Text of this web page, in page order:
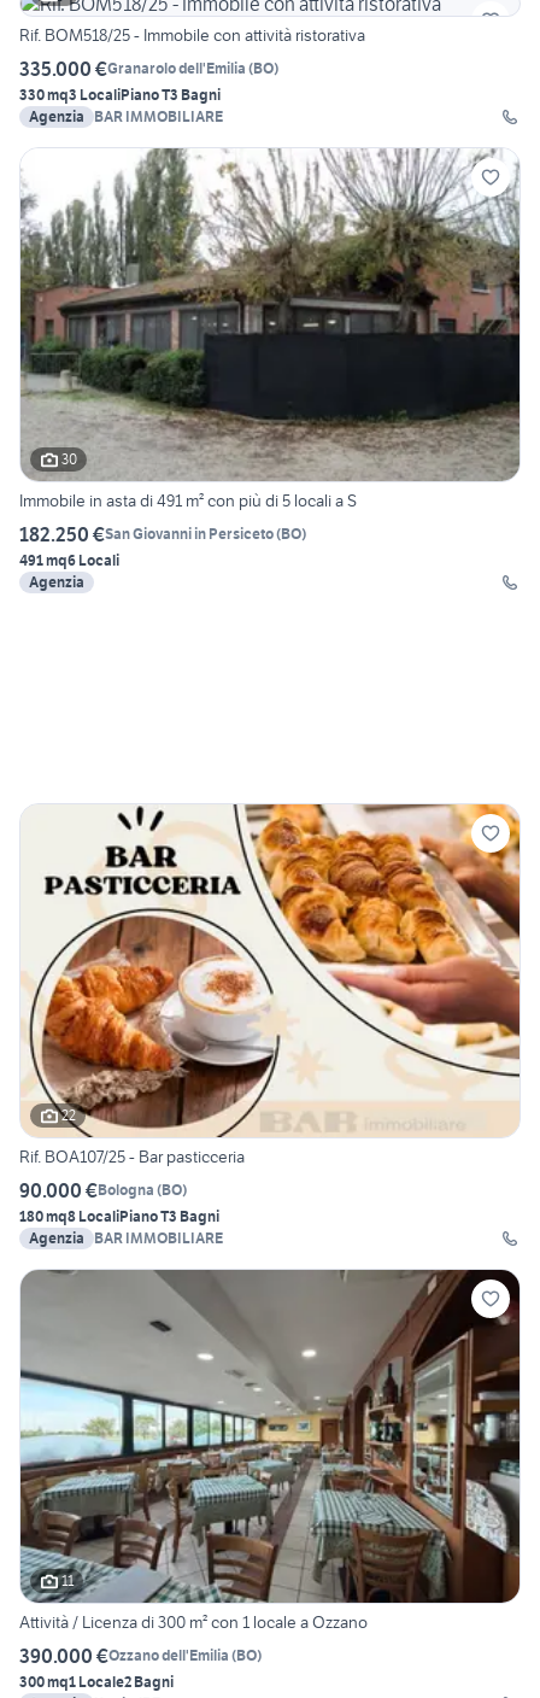
Rif. BOM518/25 - Immobile con attività ristorativa
335.000 €Granarolo dell'Emilia (BO)
330 mq3 LocaliPiano T3 Bagni
Agenzia
BAR IMMOBILIARE
30
Immobile in asta di 491 m² con più di 5 locali a S
182.250 €San Giovanni in Persiceto(BO)
491 mq6 Locali
Agenzia
22
Rif. BOA107/25 - Bar pasticceria
90.000 €Bologna (BO)
180 mq8 LocaliPiano T3 Bagni
Agenzia
BAR IMMOBILIARE
11
Attività / Licenza di 300 m² con 1 locale a Ozzano
390.000 €Ozzano dell'Emilia (BO)
300 mq1 Locale2 Bagni